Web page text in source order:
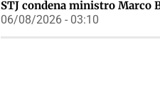
STJ condena ministro Marco
06/08/2026 - 03:10